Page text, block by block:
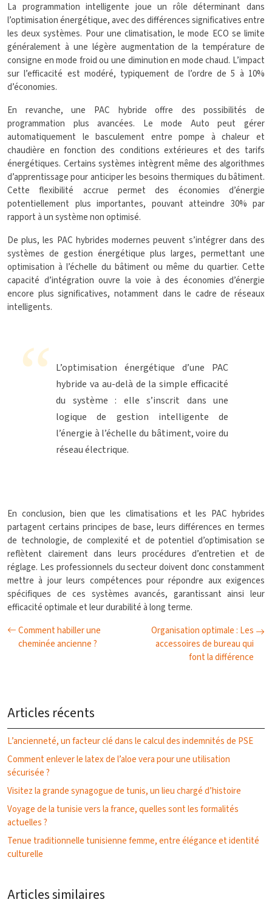
La programmation intelligente joue un rôle déterminant dans
l’optimisation énergétique, avec des différences significatives entre
les deux systèmes. Pour une climatisation, le mode ECO se limite
généralement à une légère augmentation de la température de
consigne en mode froid ou une diminution en mode chaud. L’impact
sur l’efficacité est modéré, typiquement de l’ordre de 5 à 10%
d’économies.
En revanche, une PAC hybride offre des possibilités de
programmation plus avancées. Le mode Auto peut gérer
automatiquement le basculement entre pompe à chaleur et
chaudière en fonction des conditions extérieures et des tarifs
énergétiques. Certains systèmes intègrent même des algorithmes
d’apprentissage pour anticiper les besoins thermiques du bâtiment.
Cette flexibilité accrue permet des économies d’énergie
potentiellement plus importantes, pouvant atteindre 30% par
rapport à un système non optimisé.
De plus, les PAC hybrides modernes peuvent s’intégrer dans des
systèmes de gestion énergétique plus larges, permettant une
optimisation à l’échelle du bâtiment ou même du quartier. Cette
capacité d’intégration ouvre la voie à des économies d’énergie
encore plus significatives, notamment dans le cadre de réseaux
intelligents.
L’optimisation énergétique d’une PAC
hybride va au-delà de la simple efficacité
du système : elle s’inscrit dans une
logique de gestion intelligente de
l’énergie à l’échelle du bâtiment, voire du
réseau électrique.
En conclusion, bien que les climatisations et les PAC hybrides
partagent certains principes de base, leurs différences en termes
de technologie, de complexité et de potentiel d’optimisation se
reflètent clairement dans leurs procédures d’entretien et de
réglage. Les professionnels du secteur doivent donc constamment
mettre à jour leurs compétences pour répondre aux exigences
spécifiques de ces systèmes avancés, garantissant ainsi leur
efficacité optimale et leur durabilité à long terme.
Comment habiller une
cheminée ancienne ?
Organisation optimale : Les
accessoires de bureau qui
font la différence
Articles récents
L’ancienneté, un facteur clé dans le calcul des indemnités de PSE
Comment enlever le latex de l’aloe vera pour une utilisation
sécurisée ?
Visitez la grande synagogue de tunis, un lieu chargé d’histoire
Voyage de la tunisie vers la france, quelles sont les formalités
actuelles ?
Tenue traditionnelle tunisienne femme, entre élégance et identité
culturelle
Articles similaires